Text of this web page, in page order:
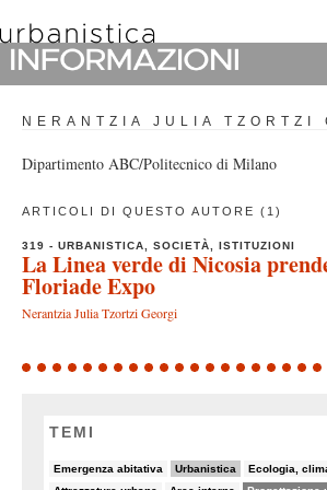
NERANTZIA JULIA TZORTZI
Dipartimento ABC/Politecnico di Milano
ARTICOLI DI QUESTO AUTORE (1)
319 - URBANISTICA, SOCIETÀ, ISTITUZIONI
La Linea verde di Nicosia
Floriade Expo
Nerantzia Julia Tzortzi Georgi
TEMI
Emergenza abitativa
7/82 Urbanistica
26/82 Ecologia,
6/82
5/82
5/82
8/82
50/82